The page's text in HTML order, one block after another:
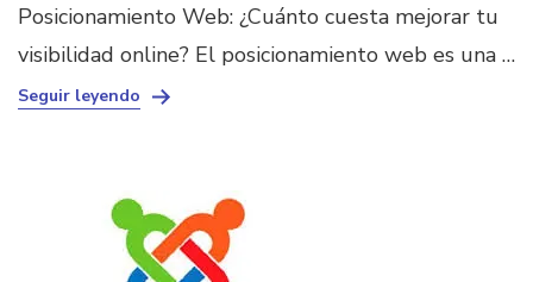
Posicionamiento Web: ¿Cuánto cuesta mejorar tu
visibilidad online? El posicionamiento web es una …
Seguir leyendo